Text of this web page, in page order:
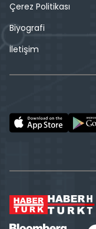
Çerez Politikası
Biyografi
İletişim